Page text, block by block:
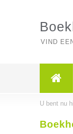
VIND
U bent nu